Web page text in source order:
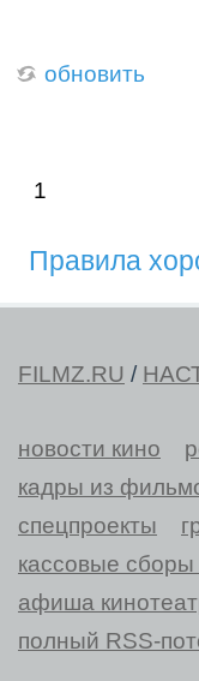
обновить
1
Правила
FILMZ.RU /
новости кино
кадры из
спецпроекты
кассовые
афиша
полный RSS-